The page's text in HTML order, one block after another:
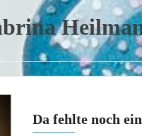
Da fehlte noch